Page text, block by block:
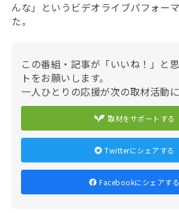
んな」というビデオライブパフォー
た。
この番組・記事が「いいね！」と
トをお願いします。
一人ひとりの応援が次の取材活動に
取材をサポートする
Twitterにシェアする
Facebookにシェアする